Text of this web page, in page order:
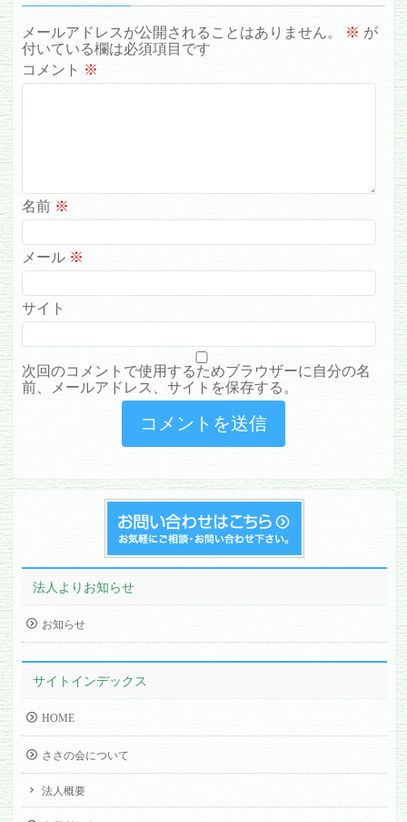
メールアドレスが公開されることはありません。 ※ が
付いている欄は必須項目です
コメント ※
名前 ※
メール ※
サイト
次回のコメントで使用するためブラウザーに自分の名
前、メールアドレス、サイトを保存する。
法人よりお知らせ
お知らせ
サイトインデックス
HOME
ささの会について
法人概要